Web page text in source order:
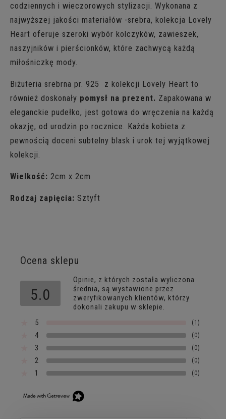
codziennych i wieczorowych stylizacji. Wykonana z
najwyższej jakości materiałów -srebra, kolekcja Lovely
Heart oferuje szeroki wybór kolczyków, zawieszek,
naszyjników i pierścionków, które zachwycą każdą
miłośniczkę mody.
Biżuteria srebrna pr. 925 z kolekcji Lovely Heart to
również doskonały pomysł na prezent. Zapakowana w
eleganckie pudełko, jest gotowa do wręczenia na każdą
okazję, od urodzin po rocznice. Każda kobieta z
pewnością doceni subtelny blask i urok tej wyjątkowej
kolekcji.
Wielkość: 2cm x 2cm
Rodzaj zapięcia: Sztyft
Ocena sklepu
5.0
Opinie, z których została wyliczona
średnia, są wystawione przez
zweryfikowanych klientów, którzy
dokonali zakupu w sklepie.
5
(1)
4 (0)
3 (0)
2 (0)
1 (0)